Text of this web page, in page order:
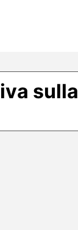
sulla